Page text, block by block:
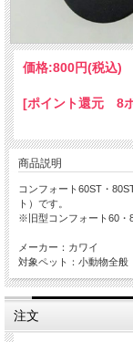
価格:800円(税込)
[ポイント還元 8
商品説明
コンフォート60ST・
ト）です。
※旧型コンフォート60・
メーカー：カワイ
対象ペット：小動物全般
注文